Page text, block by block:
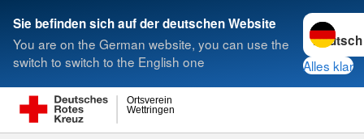
Sie befinden sich auf der deutschen Website
You are on the German website, you can use the
switch to switch to the English one
Sprache
Alles klar
Wettringen
Ortsverein
Suche